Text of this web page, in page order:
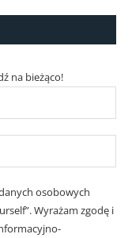
na bieżąco!
osobowych
Wyrażam zgodę i